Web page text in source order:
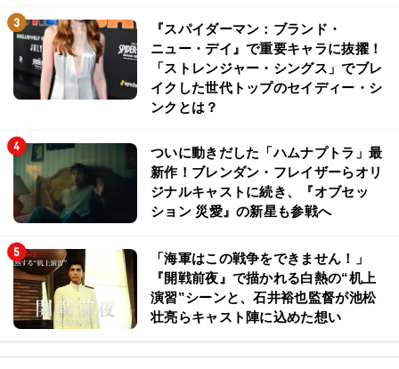
『スパイダーマン：ブランド・
ニュー・デイ』で重要キャラに抜擢！
「ストレンジャー・シングス」でブレ
イクした世代トップのセイディー・シ
ンクとは？
ついに動きだした「ハムナプトラ」最
新作！ブレンダン・フレイザーらオリ
ジナルキャストに続き、『オブセッ
ション 災愛』の新星も参戦へ
「海軍はこの戦争をできません！」
『開戦前夜』で描かれる白熱の“机上
演習”シーンと、石井裕也監督が池松
壮亮らキャスト陣に込めた想い